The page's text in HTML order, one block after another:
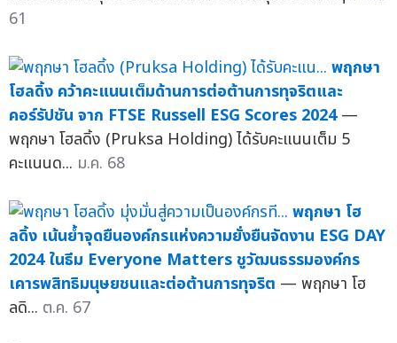
61
พฤกษา
โฮลดิ้ง คว้าคะแนนเต็มด้านการต่อต้านการทุจริตและ
คอร์รัปชัน จาก FTSE Russell ESG Scores 2024 —
พฤกษา โฮลดิ้ง (Pruksa Holding) ได้รับคะแนนเต็ม 5
คะแนนด... ม.ค. 68
พฤกษา โฮ
ลดิ้ง เน้นย้ำจุดยืนองค์กรแห่งความยั่งยืนจัดงาน ESG DAY
2024 ในธีม Everyone Matters ชูวัฒนธรรมองค์กร
เคารพสิทธิมนุษยชนและต่อต้านการทุจริต — พฤกษา โฮ
ลดิ... ต.ค. 67